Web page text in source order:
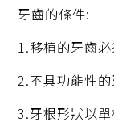
牙齒的條件:
1.移植的牙齒
2.不具功能性
3.牙根形狀以